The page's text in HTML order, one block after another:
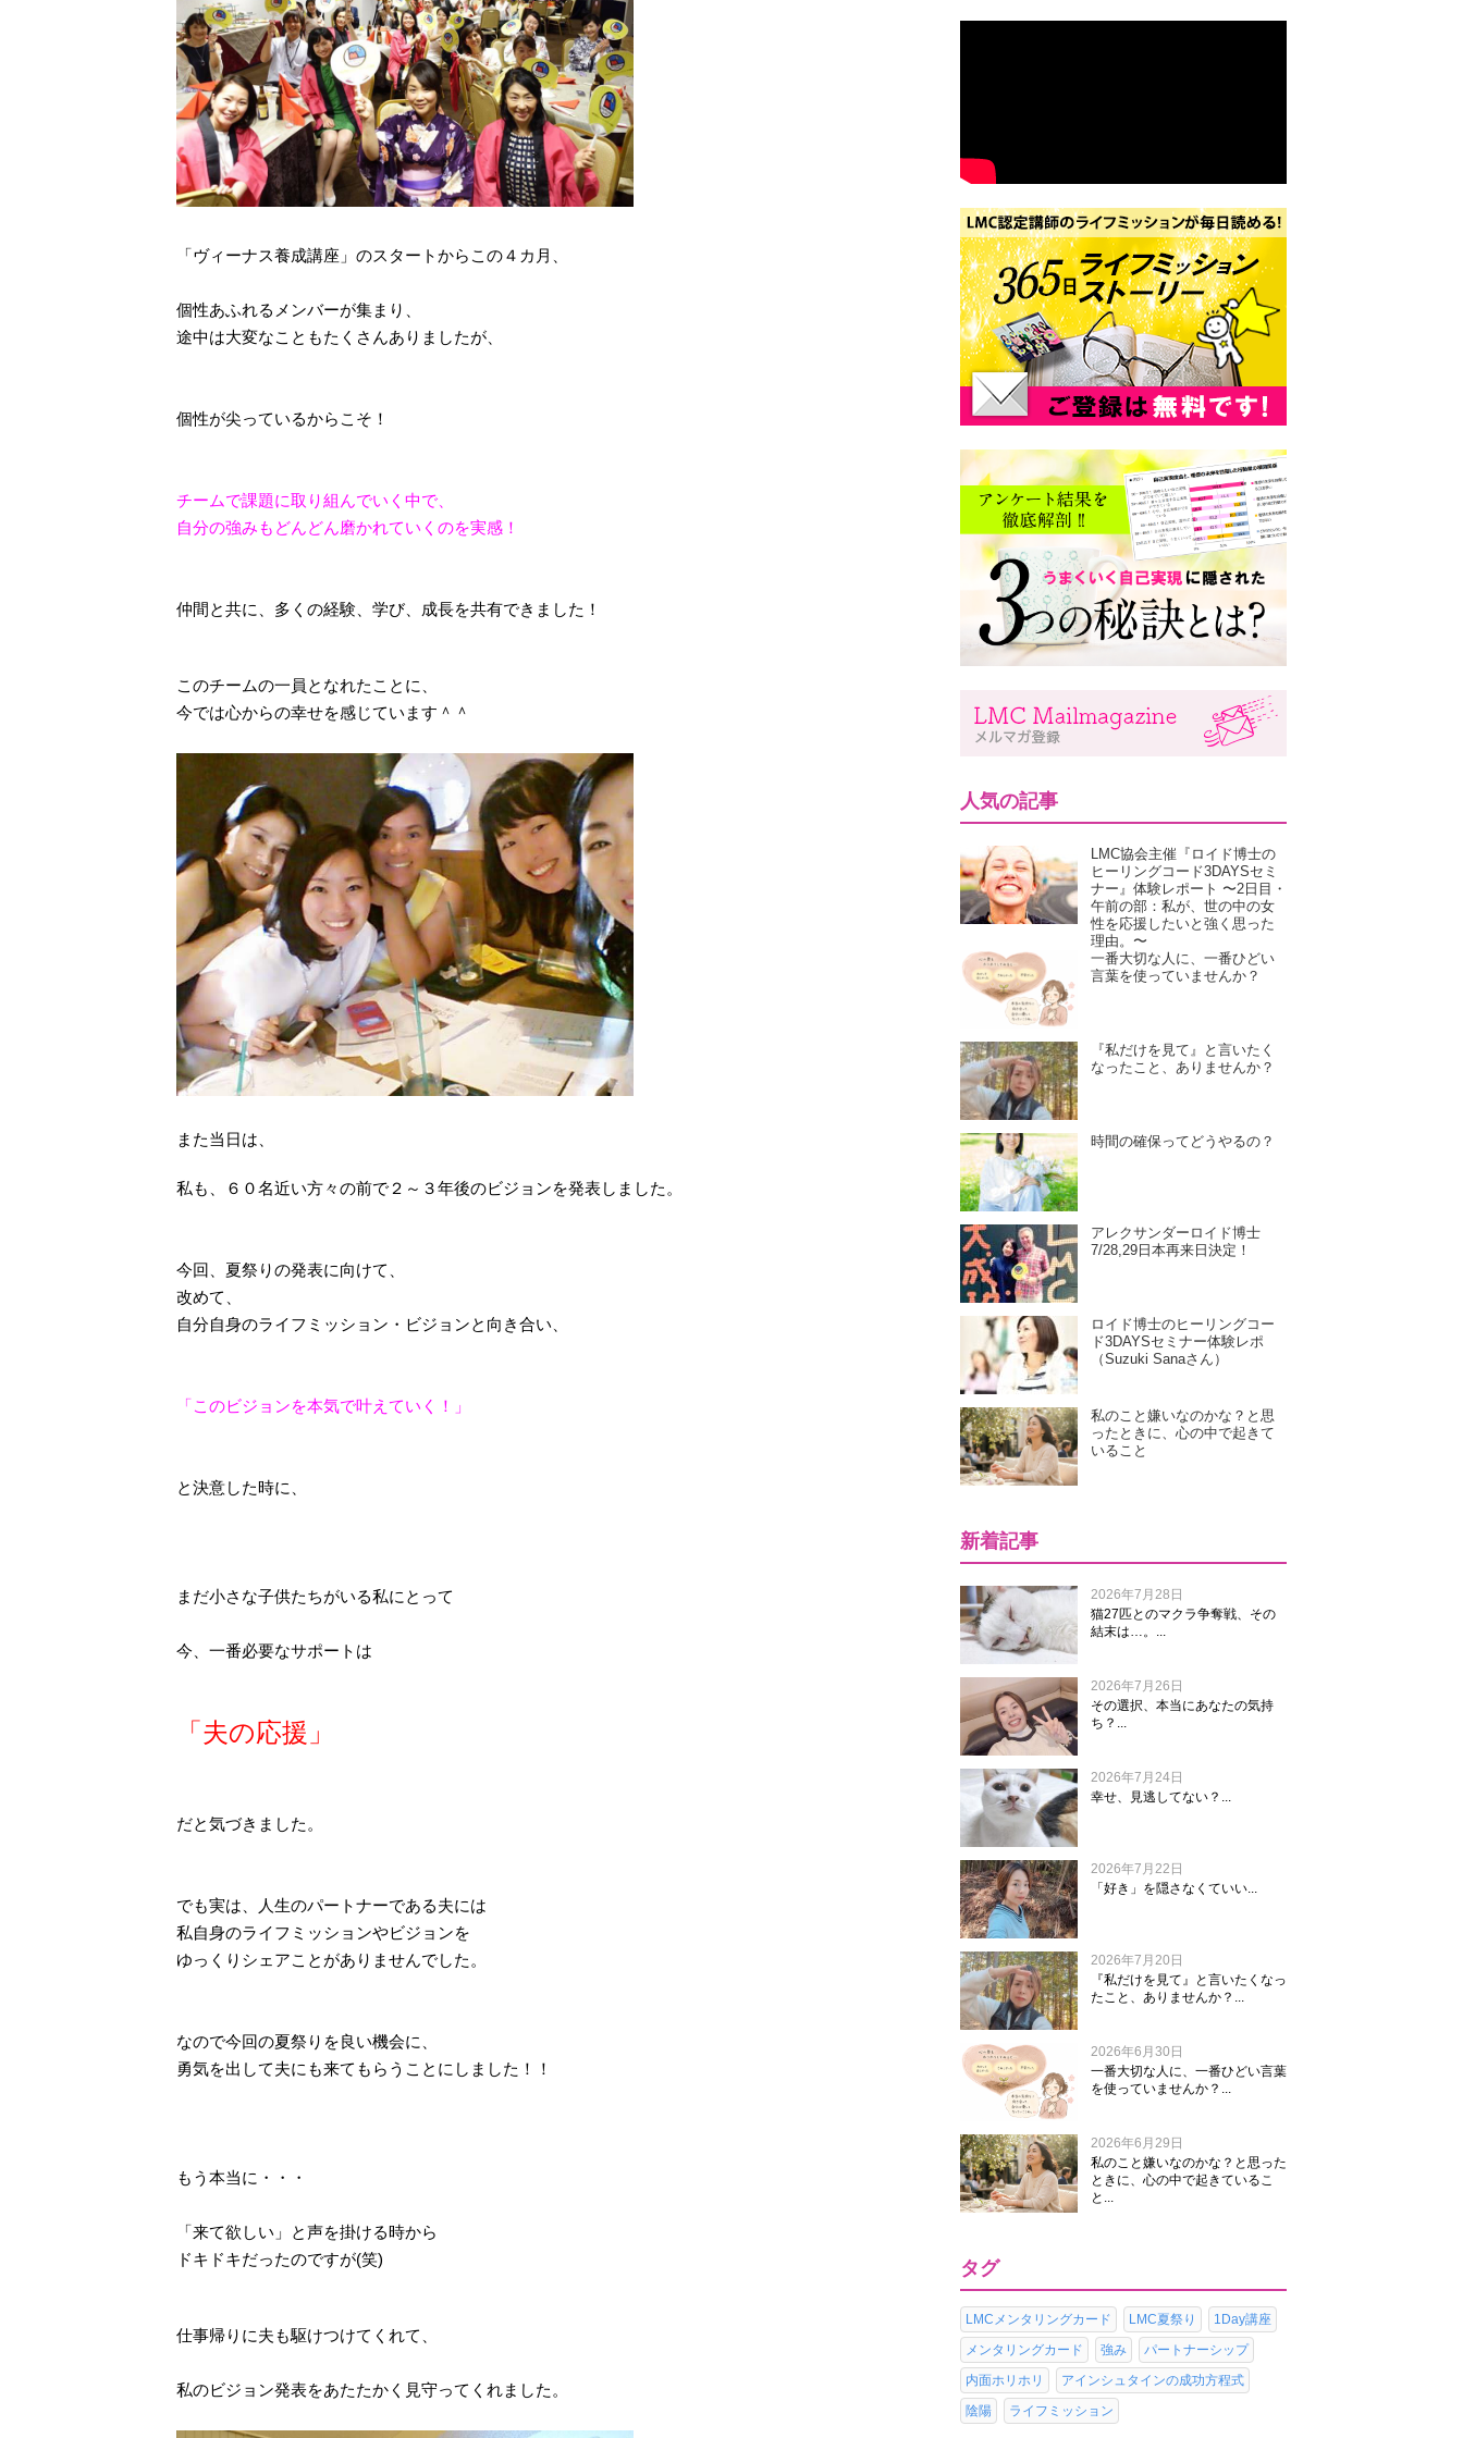
「ヴィーナス養成講座」のスタートからこの４カ月、
個性あふれるメンバーが集まり、
途中は大変なこともたくさんありましたが、
個性が尖っているからこそ！
チームで課題に取り組んでいく中で、
自分の強みもどんどん磨かれていくのを実感！
仲間と共に、多くの経験、学び、成長を共有できました！
このチームの一員となれたことに、
今では心からの幸せを感じています＾＾
また当日は、
私も、６０名近い方々の前で２～３年後のビジョンを発表しました。
今回、夏祭りの発表に向けて、
改めて、
自分自身のライフミッション・ビジョンと向き合い、
「このビジョンを本気で叶えていく！」
と決意した時に、
まだ小さな子供たちがいる私にとって
今、一番必要なサポートは
「夫の応援」
だと気づきました。
でも実は、人生のパートナーである夫には
私自身のライフミッションやビジョンを
ゆっくりシェアことがありませんでした。
なので今回の夏祭りを良い機会に、
勇気を出して夫にも来てもらうことにしました！！
もう本当に・・・
「来て欲しい」と声を掛ける時から
ドキドキだったのですが(笑)
仕事帰りに夫も駆けつけてくれて、
私のビジョン発表をあたたかく見守ってくれました。
人気の記事
LMC協会主催『ロイド博士の
ヒーリングコード3DAYSセミ
ナー』体験レポート 〜2日目・
午前の部：私が、世の中の女
性を応援したいと強く思った
理由。〜
一番大切な人に、一番ひどい
言葉を使っていませんか？
『私だけを見て』と言いたく
なったこと、ありませんか？
時間の確保ってどうやるの？
アレクサンダーロイド博士
7/28,29日本再来日決定！
ロイド博士のヒーリングコー
ド3DAYSセミナー体験レポ
（Suzuki Sanaさん）
私のこと嫌いなのかな？と思
ったときに、心の中で起きて
いること
新着記事
2026年7月28日
猫27匹とのマクラ争奪戦、その
結末は…。...
2026年7月26日
その選択、本当にあなたの気持
ち？...
2026年7月24日
幸せ、見逃してない？...
2026年7月22日
「好き」を隠さなくていい...
2026年7月20日
『私だけを見て』と言いたくなっ
たこと、ありませんか？...
2026年6月30日
一番大切な人に、一番ひどい言葉
を使っていませんか？...
2026年6月29日
私のこと嫌いなのかな？と思った
ときに、心の中で起きているこ
と...
タグ
LMCメンタリングカード LMC夏祭り
1Day講座
メンタリングカード
強み
パートナーシップ
内面ホリホリ
アインシュタインの成功方程式
陰陽
ライフミッション